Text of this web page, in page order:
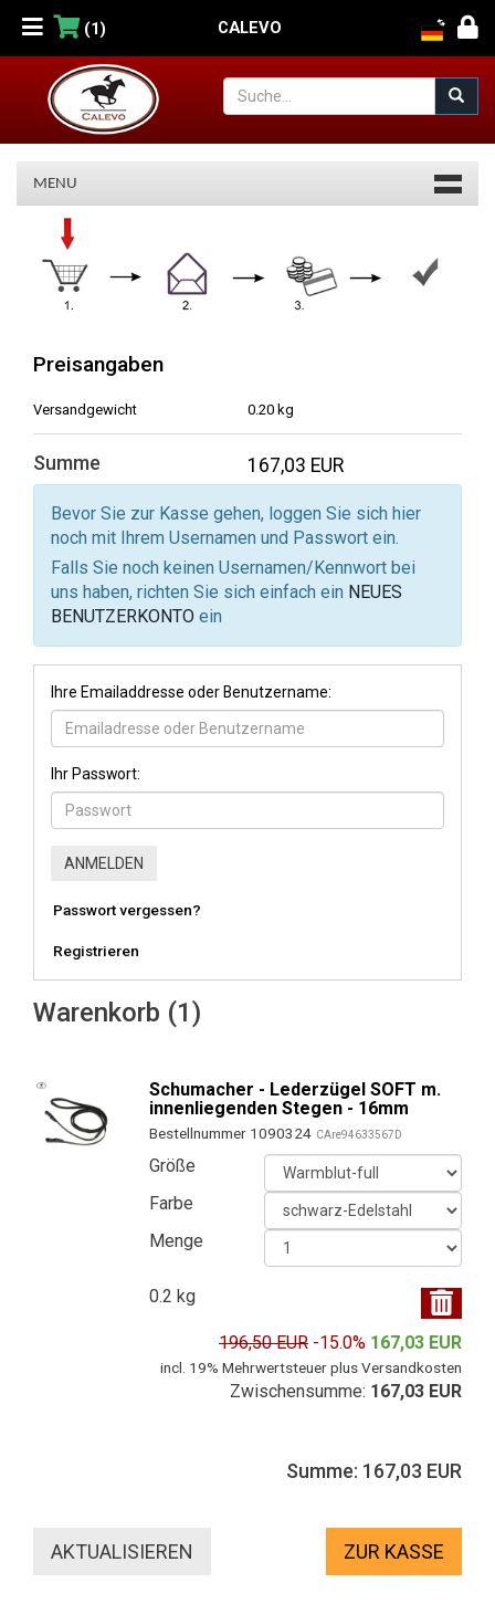
(1) CALEVO
MENU
Warenkorb
Preisangaben
Versandgewicht 0.20 kg
Summe 167,03 EUR
Bevor Sie zur Kasse gehen, loggen Sie sich hier
noch mit Ihrem Usernamen und Passwort ein.
Falls Sie noch keinen Usernamen/Kennwort bei
uns haben, richten Sie sich einfach ein NEUES
BENUTZERKONTO ein
Ihre Emailaddresse oder Benutzername:
Ihr Passwort:
Passwort vergessen?
Registrieren
Warenkorb (1)
Schumacher - Lederzügel SOFT m.
innenliegenden Stegen - 16mm
Bestellnummer 1090324 CAre94633567D
Größe
Farbe
Menge
0.2 kg
196,50 EUR -15.0% 167,03 EUR
incl. 19% Mehrwertsteuer plus Versandkosten
Zwischensumme: 167,03 EUR
Summe: 167,03 EUR
ZUR KASSE